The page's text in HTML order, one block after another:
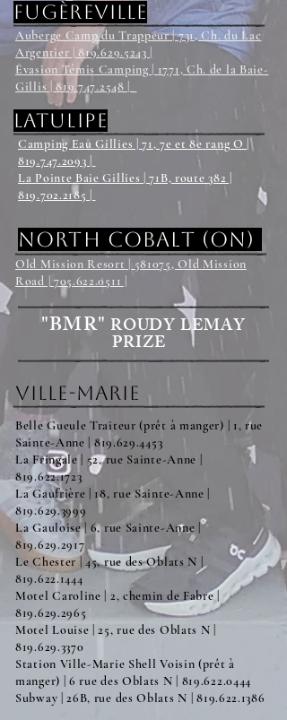
fugèreville
Auberge Camp du Trappeur | 731, Ch. du Lac
Argentier | 819.629.5243 |
Évasion Témis Camping | 1771, Ch. de la Baie-
Gillis | 819.747.2548 |
latulipe
Camping Eau Gillies | 71, 7e et 8e rang O |
819.747.2093 |
La Pointe Baie Gillies | 71B, route 382 |
819.702.2185 |
north cobalt (on)
Old Mission Resort | 581075, Old Mission
Road | 705.622.0511 |
"BMR" ROUDY LEMAY
PRIZE
Ville-Marie
Belle Gueule Traiteur (prêt à manger) | 1, rue
Sainte-Anne |819.629.4453
La Fringale | 52, rue Sainte-Anne |
819.622.1723
La Gaufrière | 18, rue Sainte-Anne |
819.629.3999
La Gauloise | 6, rue Sainte-Anne |
819.629.2917
Le Chester | 45, rue des Oblats N |
819.622.1444
Motel Caroline | 2, chemin de Fabre |
819.629.2965
Motel Louise | 25, rue des Oblats N |
819.629.3370
Station Ville-Marie Shell Voisin (prêt à
manger) | 6 rue des Oblats N | 819.622.0444
Subway | 26B, rue des Oblats N |819.622.1386